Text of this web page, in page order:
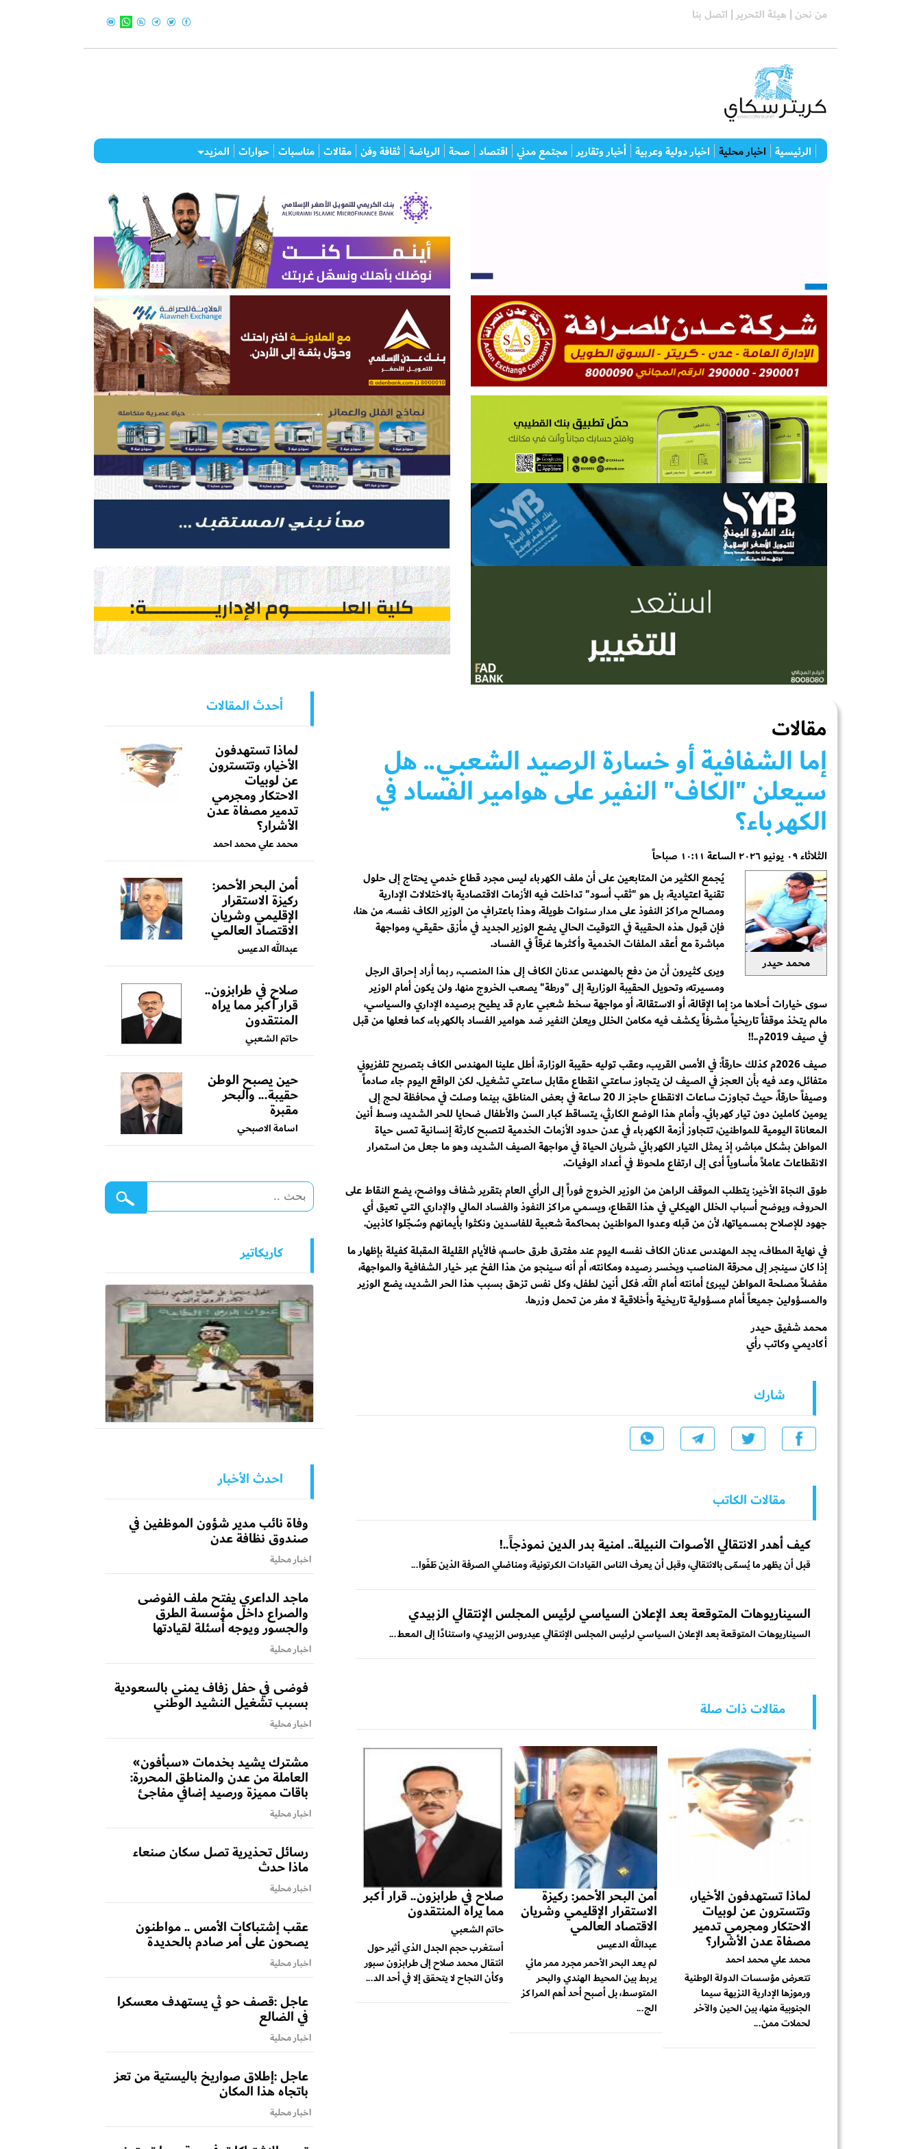
من نحن | هيئة التحرير | اتصل بنا
الرئيسية اخبار محلية اخبار دولية وعربية أخبار وتقارير مجتمع مدني اقتصاد صحة الرياضة ثقافة وفن مقالات مناسبات حوارات المزيد
مقالات
إما الشفافية أو خسارة الرصيد الشعبي.. هل
سيعلن "الكاف" النفير على هوامير الفساد في
الكهرباء؟
الثلاثاء ٠٩ يونيو ٢٠٢٦ الساعة ١٠:١١ صباحاً
محمد حيدر
يُجمع الكثير من المتابعين على أن ملف الكهرباء ليس مجرد قطاع خدمي يحتاج إلى حلول
تقنية اعتيادية، بل هو "ثقب أسود" تداخلت فيه الأزمات الاقتصادية بالاختلالات الإدارية
ومصالح مراكز النفوذ على مدار سنوات طويلة، وهذا باعترافٍ من الوزير الكاف نفسه. من هنا،
فإن قبول هذه الحقيبة في التوقيت الحالي يضع الوزير الجديد في مأزق حقيقي، ومواجهة
مباشرة مع أعقد الملفات الخدمية وأكثرها غرقاً في الفساد.
ويرى كثيرون أن من دفع بالمهندس عدنان الكاف إلى هذا المنصب، ربما أراد إحراق الرجل
ومسيرته، وتحويل الحقيبة الوزارية إلى "ورطة" يصعب الخروج منها. ولن يكون أمام الوزير
سوى خيارات أحلاها مر: إما الإقالة، أو الاستقالة، أو مواجهة سخط شعبي عارم قد يطيح برصيده الإداري والسياسي،
مالم يتخذ موقفاً تاريخياً مشرفاً يكشف فيه مكامن الخلل ويعلن النفير ضد هوامير الفساد بالكهرباء، كما فعلها من قبل
في صيف 2019م..!!
صيف 2026م كذلك حارقاً: في الأمس القريب، وعقب توليه حقيبة الوزارة، أطل علينا المهندس الكاف بتصريح تلفزيوني
متفائل، وعد فيه بأن العجز في الصيف لن يتجاوز ساعتي انقطاع مقابل ساعتي تشغيل. لكن الواقع اليوم جاء صادماً
وصيفاً حارقاً، حيث تجاوزت ساعات الانقطاع حاجز الـ 20 ساعة في بعض المناطق، بينما وصلت في محافظة لحج إلى
يومين كاملين دون تيار كهربائي. وأمام هذا الوضع الكارثي، يتساقط كبار السن والأطفال ضحايا للحر الشديد، وسط أنين
المعاناة اليومية للمواطنين، تتجاوز أزمة الكهرباء في عدن حدود الأزمات الخدمية لتصبح كارثة إنسانية تمس حياة
المواطن بشكل مباشر، إذ يمثل التيار الكهربائي شريان الحياة في مواجهة الصيف الشديد، وهو ما جعل من استمرار
الانقطاعات عاملاً مأساوياً أدى إلى ارتفاع ملحوظ في أعداد الوفيات.
طوق النجاة الأخير: يتطلب الموقف الراهن من الوزير الخروج فوراً إلى الرأي العام بتقرير شفاف وواضح، يضع النقاط على
الحروف، ويوضح أسباب الخلل الهيكلي في هذا القطاع، ويسمي مراكز النفوذ والفساد المالي والإداري التي تعيق أي
جهود للإصلاح بمسمياتها، لأن من قبله وعدوا المواطنين بمحاكمة شعبية للفاسدين ونكثوا بأيمانهم وسُجّلوا كاذبين.
في نهاية المطاف، يجد المهندس عدنان الكاف نفسه اليوم عند مفترق طرق حاسم، فالأيام القليلة المقبلة كفيلة بإظهار ما
إذا كان سينجر إلى محرقة المناصب ويخسر رصيده ومكانته، أم أنه سينجو من هذا الفخ عبر خيار الشفافية والمواجهة،
مفضلاً مصلحة المواطن ليبرئ أمانته أمام الله. فكل أنين لطفل، وكل نفس تزهق بسبب هذا الحر الشديد، يضع الوزير
والمسؤولين جميعاً أمام مسؤولية تاريخية وأخلاقية لا مفر من تحمل وزرها.
محمد شفيق حيدر
أكاديمي وكاتب رأي
شارك
مقالات الكاتب
كيف أهدر الانتقالي الأصـوات النبيلة.. امنية بدر الدين نموذجاً..!
قبل أن يظهر ما يُسمّى بالانتقالي، وقبل أن يعرف الناس القيادات الكرتونية، ومناضلي الصرفة الذين طَفَوا...
السيناريوهات المتوقعة بعد الإعلان السياسي لرئيس المجلس الإنتقالي الزبيدي
السيناريوهات المتوقعة بعد الإعلان السياسي لرئيس المجلس الإنتقالي عيدروس الزبيدي، واستنادًا إلى المعط...
مقالات ذات صلة
لماذا تستهدفون الأخيار،
وتتسترون عن لوبيات
الاحتكار ومجرمي تدمير
مصفاة عدن الأشرار؟
محمد علي محمد احمد
تتعرض مؤسسات الدولة الوطنية
ورموزها الإدارية النزيهة سيما
الجنوبية منها، بين الحين والآخر
لحملات ممن...
أمن البحر الأحمر: ركيزة
الاستقرار الإقليمي وشريان
الاقتصاد العالمي
عبدالله الدعيس
لم يعد البحر الأحمر مجرد ممر مائي
يربط بين المحيط الهندي والبحر
المتوسط، بل أصبح أحد أهم المراكز
الج...
صلاح في طرابزون.. قرار أكبر
مما يراه المنتقدون
حاتم الشعبي
أستغرب حجم الجدل الذي أثير حول
انتقال محمد صلاح إلى طرابزون سبور
وكأن النجاح لا يتحقق إلا في أحد الد...
أحدث المقالات
لماذا تستهدفون
الأخيار، وتتسترون
عن لوبيات
الاحتكار ومجرمي
تدمير مصفاة عدن
الأشرار؟
محمد علي محمد احمد
أمن البحر الأحمر:
ركيزة الاستقرار
الإقليمي وشريان
الاقتصاد العالمي
عبدالله الدعيس
صلاح في طرابزون..
قرار أكبر مما يراه
المنتقدون
حاتم الشعبي
حين يصبح الوطن
حقيبة... والبحر
مقبرة
اسامة الاصبحي
كاريكاتير
احدث الأخبار
وفاة نائب مدير شؤون الموظفين في
صندوق نظافة عدن
اخبار محلية
ماجد الداعري يفتح ملف الفوضى
والصراع داخل مؤسسة الطرق
والجسور ويوجه أسئلة لقيادتها
اخبار محلية
فوضى في حفل زفاف يمني بالسعودية
بسبب تشغيل النشيد الوطني
اخبار محلية
مشترك يشيد بخدمات «سبأفون»
العاملة من عدن والمناطق المحررة:
باقات مميزة ورصيد إضافي مفاجئ
اخبار محلية
رسائل تحذيرية تصل سكان صنعاء
ماذا حدث
اخبار محلية
عقب إشتباكات الأمس .. مواطنون
يصحون على أمر صادم بالحديدة
اخبار محلية
عاجل :قصف حو ثي يستهدف معسكرا
في الضالع
اخبار محلية
عاجل :إطلاق صواريخ باليستية من تعز
باتجاه هذا المكان
اخبار محلية